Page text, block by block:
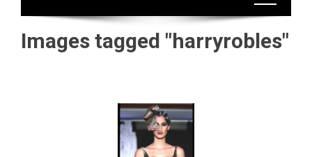
Images tagged "harryrobles"